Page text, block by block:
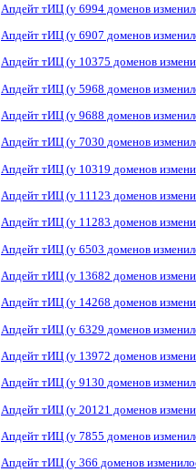
Апдейт тИЦ (у 6994 доменов
Апдейт тИЦ (у 6907 доменов
Апдейт тИЦ (у 10375 доменов
Апдейт тИЦ (у 5968 доменов
Апдейт тИЦ (у 9688 доменов
Апдейт тИЦ (у 7030 доменов
Апдейт тИЦ (у 10319 доменов
Апдейт тИЦ (у 11123 доменов
Апдейт тИЦ (у 11283 доменов
Апдейт тИЦ (у 6503 доменов
Апдейт тИЦ (у 13682 доменов
Апдейт тИЦ (у 14268 доменов
Апдейт тИЦ (у 6329 доменов
Апдейт тИЦ (у 13972 доменов
Апдейт тИЦ (у 9130 доменов
Апдейт тИЦ (у 20121 доменов
Апдейт тИЦ (у 7855 доменов
Апдейт тИЦ (у 366 доменов